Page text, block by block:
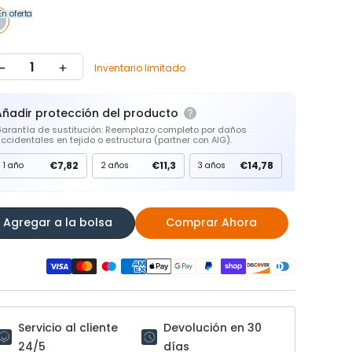
oferta
Inventario limitado
protección del producto
de sustitución: Reemplazo completo por daños
en tejido o estructura (partner con AIG).
1 año €7,82 2 años €11,3 3 años €14,78
Agregar a la bolsa Comprar Ahora
Servicio al cliente
24/5
Devolución en 30
días